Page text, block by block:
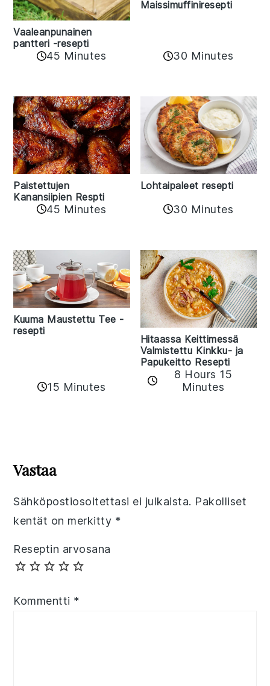
Vaaleanpunainen
pantteri -resepti
45 Minutes
Maissimuffiniresepti
30 Minutes
Paistettujen
Kanansiipien Respti
45 Minutes
Lohtaipaleet resepti
30 Minutes
Kuuma Maustettu Tee -
resepti
15 Minutes
Hitaassa Keittimessä
Valmistettu Kinkku- ja
Papukeitto Resepti
8 Hours 15
Minutes
Interactions
Vastaa
Sähköpostiosoitettasi ei julkaista. Pakolliset
kentät on merkitty *
Reseptin arvosana
Kommentti *